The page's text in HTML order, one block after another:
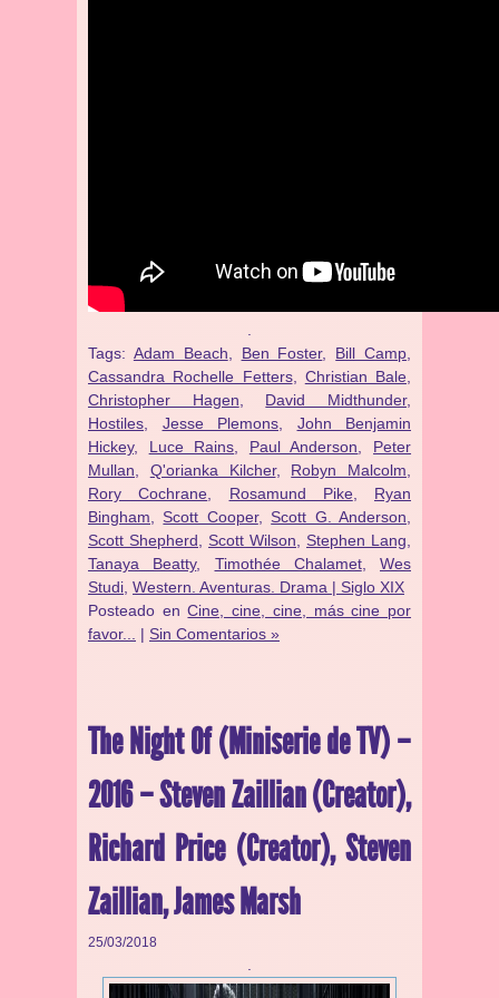
Tags: Adam Beach Ben Foster, Bill Camp
Cassandra Rochelle Fetters, Christian Bale
Christopher Hagen
David Midthunder,
Hostiles
Jesse Plemons
John Benjamin
Hickey, Luce Rains Paul Anderson
Peter
Mullan
Q'orianka Kilcher, Robyn Malcolm
Rory Cochrane
Rosamund Pike, Ryan
Bingham
Scott Cooper, Scott G. Anderson
Scott Shepherd
Scott Wilson Stephen Lang
Tanaya Beatty, Timothée Chalamet, Wes
Studi Western. Aventuras. Drama | Siglo XIX
Posteado enCine, cine, cine, más cine por
favor...
| Sin Comentarios »
The Night Of (Miniserie de TV) –
2016 – Steven Zaillian (Creator),
Richard Price (Creator), Steven
Zaillian, James Marsh
25/03/2018